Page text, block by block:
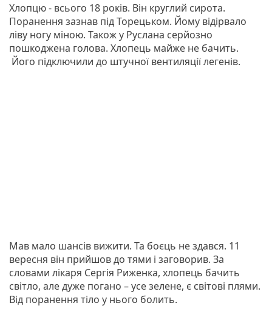
Хлопцю - всього 18 років. Він круглий сирота.
Поранення зазнав під Торецьком. Йому відірвало
ліву ногу міною. Також у Руслана серйозно
пошкоджена голова. Хлопець майже не бачить.
Його підключили до штучної вентиляції легенів.
Мав мало шансів вижити. Та боєць не здався. 11
вересня він прийшов до тями і заговорив. За
словами лікаря Сергія Риженка, хлопець бачить
світло, але дуже погано – усе зелене, є світові плями.
Від поранення тіло у нього болить.